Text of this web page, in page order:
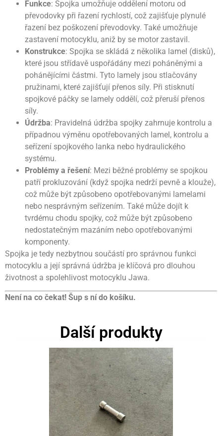
Funkce: Spojka umožňuje oddělení motoru od
převodovky při řazení rychlostí, což zajišťuje plynulé
řazení bez poškození převodovky. Také umožňuje
zastavení motocyklu, aniž by se motor zastavil.
Konstrukce: Spojka se skládá z několika lamel (disků),
které jsou střídavě uspořádány mezi poháněnými a
pohánějícími částmi. Tyto lamely jsou stlačovány
pružinami, které zajišťují přenos síly. Při stisknutí
spojkové páčky se lamely oddělí, což přeruší přenos
síly.
Údržba: Pravidelná údržba spojky zahrnuje kontrolu a
případnou výměnu opotřebovaných lamel, kontrolu a
seřízení spojkového lanka nebo hydraulického
systému.
Problémy a řešení: Mezi běžné problémy se spojkou
patří prokluzování (když spojka nedrží pevně a klouže),
což může být způsobeno opotřebovanými lamelami
nebo nesprávným seřízením. Také může dojít k
tvrdému chodu spojky, což může být způsobeno
nedostatečným mazáním nebo opotřebovanými
komponenty.
Spojka je tedy nezbytnou součástí pro správnou funkci
motocyklu a její správná údržba je klíčová pro dlouhou
životnost a spolehlivost motocyklu Jawa.
Není na co čekat! Šup s ní do košíku.
Další produkty